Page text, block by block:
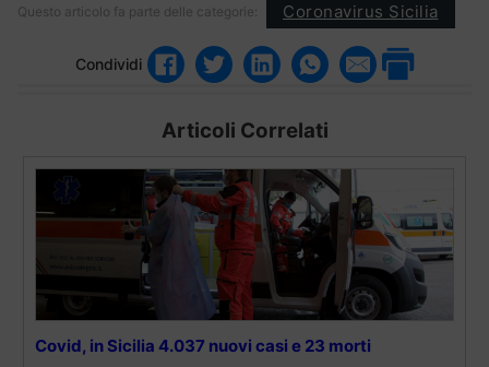
Questo articolo fa parte delle categorie: Coronavirus Sicilia
Condividi
Articoli Correlati
Covid, in Sicilia 4.037 nuovi casi e 23 morti